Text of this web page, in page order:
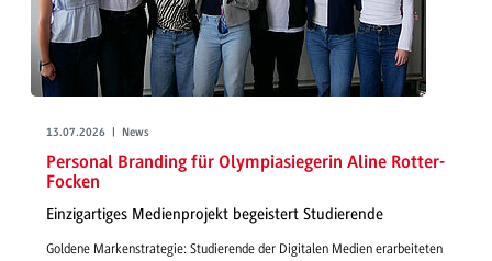
13.07.2026 | News
Personal Branding für Olympiasiegerin Aline Rotter-
Focken
Einzigartiges Medienprojekt begeistert Studierende
Goldene Markenstrategie: Studierende der Digitalen Medien erarbeiteten